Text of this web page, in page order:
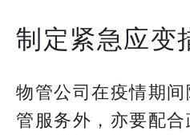
制定紧急应变
物管公司在疫情期
管服务外，亦要配